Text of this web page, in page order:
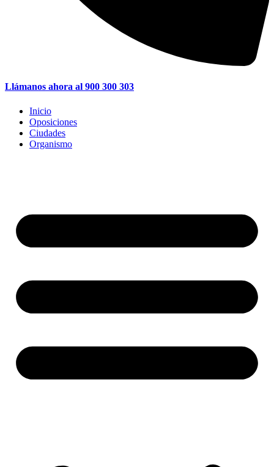
Llámanos ahora al 900 300 303
Inicio
Oposiciones
Ciudades
Organismo